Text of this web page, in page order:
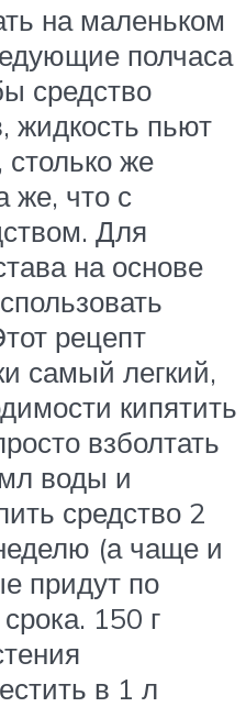
на маленьком
полчаса
средство
жидкость пьют
столько же
же, что с
Для
на основе
рецепт
самый легкий,
кипятить
взболтать
воды и
средство 2
(а чаще и
придут по
150 г
в 1 л